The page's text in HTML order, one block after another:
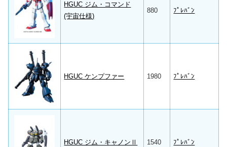
HGUC ジム・コマンド
(宇宙仕様)
880 ﾌﾟﾚﾊﾞﾝ
HGUC ケンプファー 1980 ﾌﾟﾚﾊﾞﾝ
HGUC ジム・キャノンⅡ 1540 ﾌﾟﾚﾊﾞﾝ